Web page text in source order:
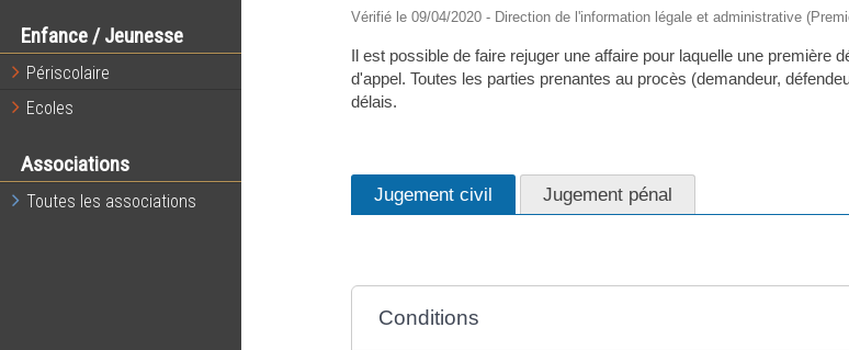
Enfance / Jeunesse
Périscolaire
Ecoles
Associations
Toutes les associations
Vérifié le 09/04/2020 - Direction de l'information légale et administrative
Il est possible de faire rejuger une affaire pour laquelle une première
d'appel. Toutes les parties prenantes au procès (demandeur,
délais.
Jugement civil Jugement pénal
Conditions